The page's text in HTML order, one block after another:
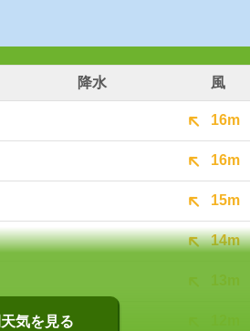
降水 風
16m
16m
15m
14m
気を見る